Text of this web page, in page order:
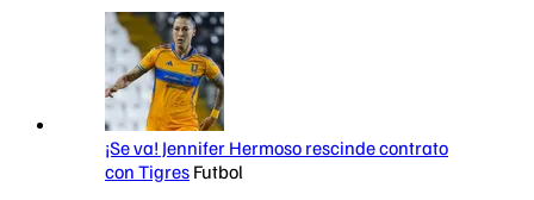
¡Se va! Jennifer Hermoso rescinde contrato
con Tigres Futbol